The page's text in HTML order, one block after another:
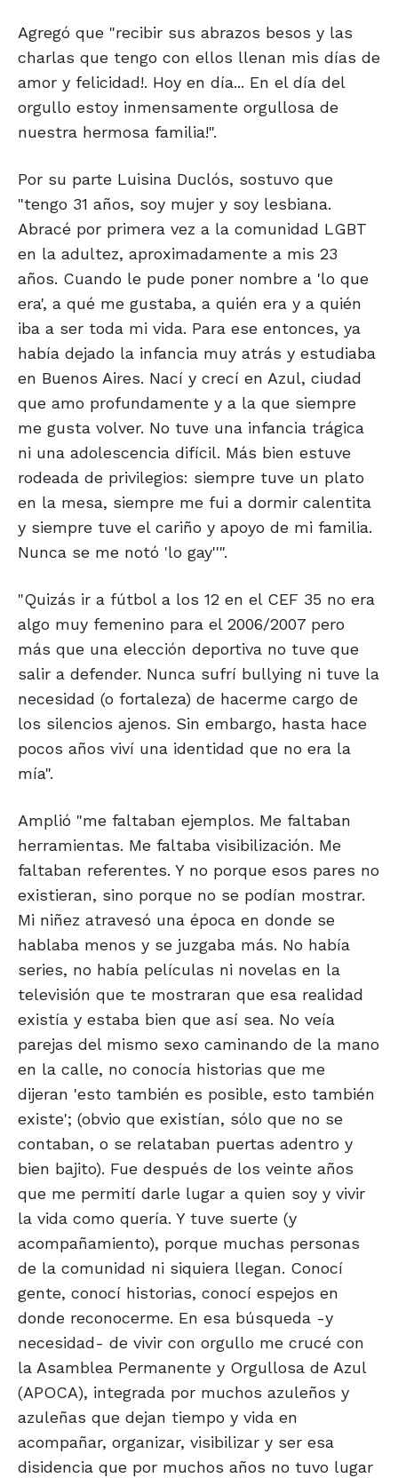
Agregó que "recibir sus abrazos besos y las
charlas que tengo con ellos llenan mis días de
amor y felicidad!. Hoy en día... En el día del
orgullo estoy inmensamente orgullosa de
nuestra hermosa familia!".
Por su parte Luisina Duclós, sostuvo que
"tengo 31 años, soy mujer y soy lesbiana.
Abracé por primera vez a la comunidad LGBT
en la adultez, aproximadamente a mis 23
años. Cuando le pude poner nombre a 'lo que
era', a qué me gustaba, a quién era y a quién
iba a ser toda mi vida. Para ese entonces, ya
había dejado la infancia muy atrás y estudiaba
en Buenos Aires. Nací y crecí en Azul, ciudad
que amo profundamente y a la que siempre
me gusta volver. No tuve una infancia trágica
ni una adolescencia difícil. Más bien estuve
rodeada de privilegios: siempre tuve un plato
en la mesa, siempre me fui a dormir calentita
y siempre tuve el cariño y apoyo de mi familia.
Nunca se me notó 'lo gay''".
"Quizás ir a fútbol a los 12 en el CEF 35 no era
algo muy femenino para el 2006/2007 pero
más que una elección deportiva no tuve que
salir a defender. Nunca sufrí bullying ni tuve la
necesidad (o fortaleza) de hacerme cargo de
los silencios ajenos. Sin embargo, hasta hace
pocos años viví una identidad que no era la
mía".
Amplió "me faltaban ejemplos. Me faltaban
herramientas. Me faltaba visibilización. Me
faltaban referentes. Y no porque esos pares no
existieran, sino porque no se podían mostrar.
Mi niñez atravesó una época en donde se
hablaba menos y se juzgaba más. No había
series, no había películas ni novelas en la
televisión que te mostraran que esa realidad
existía y estaba bien que así sea. No veía
parejas del mismo sexo caminando de la mano
en la calle, no conocía historias que me
dijeran 'esto también es posible, esto también
existe'; (obvio que existían, sólo que no se
contaban, o se relataban puertas adentro y
bien bajito). Fue después de los veinte años
que me permití darle lugar a quien soy y vivir
la vida como quería. Y tuve suerte (y
acompañamiento), porque muchas personas
de la comunidad ni siquiera llegan. Conocí
gente, conocí historias, conocí espejos en
donde reconocerme. En esa búsqueda -y
necesidad- de vivir con orgullo me crucé con
la Asamblea Permanente y Orgullosa de Azul
(APOCA), integrada por muchos azuleños y
azuleñas que dejan tiempo y vida en
acompañar, organizar, visibilizar y ser esa
disidencia que por muchos años no tuvo lugar